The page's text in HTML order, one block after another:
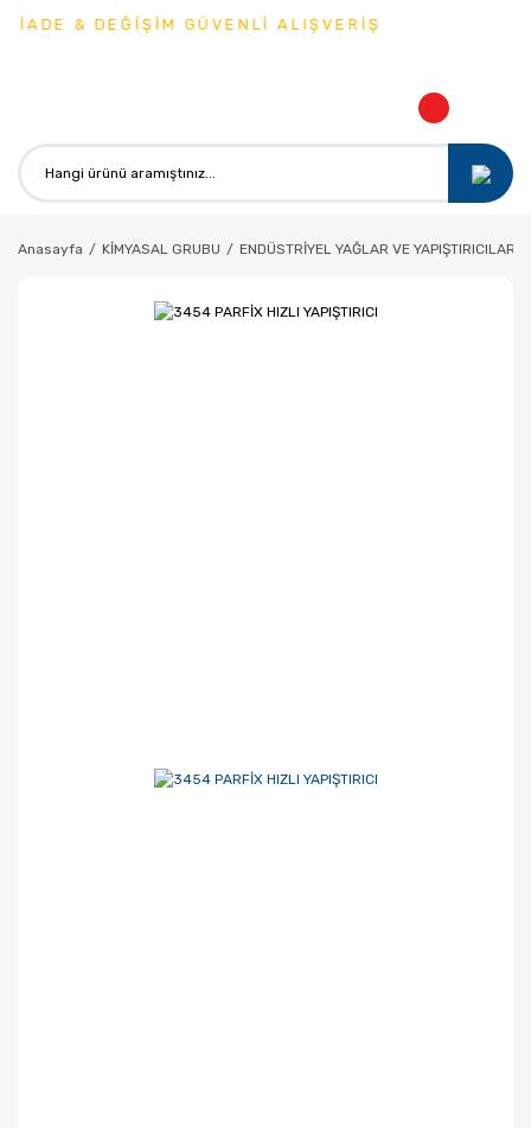
İADE & DEĞİŞİM GÜVENLİ ALIŞVERİŞ
Anasayfa KİMYASAL GRUBU ENDÜSTRİYEL YAĞLAR VE YAPIŞTIRICILAR